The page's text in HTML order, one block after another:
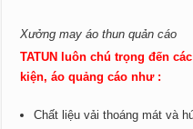
Xưởng may áo thun quản cáo
TATUN luôn chú trọng đến
kiện, áo quảng cáo như :
Chất liệu vải thoáng mát và